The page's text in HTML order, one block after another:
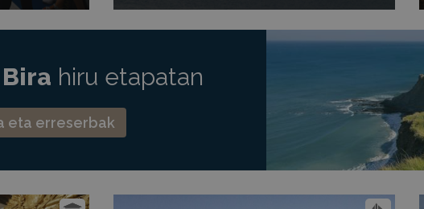
hiru etapatan
eta erreserbak